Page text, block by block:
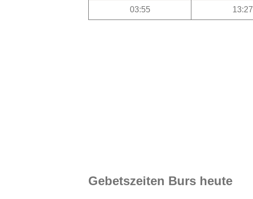
03:55 13:27
Gebetszeiten Burs heute